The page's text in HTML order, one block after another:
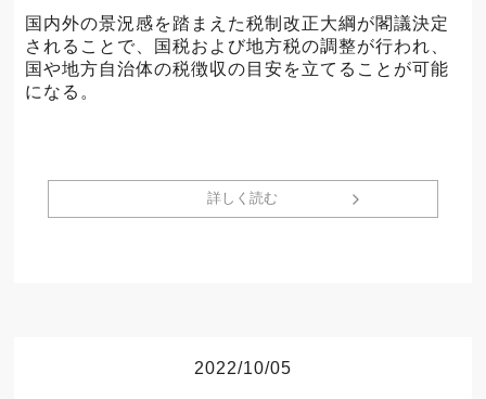
国内外の景況感を踏まえた税制改正大綱が閣議決定
されることで、国税および地方税の調整が行われ、
国や地方自治体の税徴収の目安を立てることが可能
になる。
詳しく読む
2022/10/05